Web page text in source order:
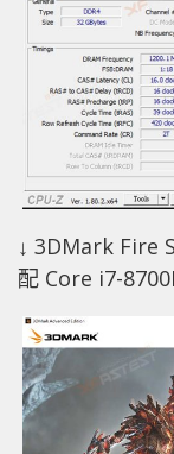
↓ 3DMark Fire
配 Core i7-